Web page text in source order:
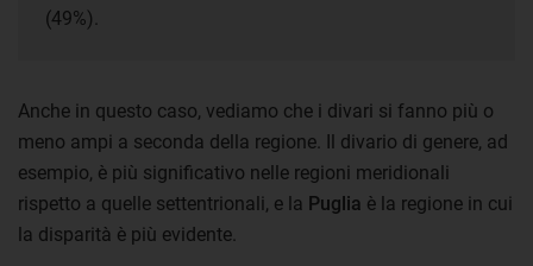
(49%).
Anche in questo caso, vediamo che i divari si fanno più o
meno ampi a seconda della regione. Il divario di genere, ad
esempio, è più significativo nelle regioni meridionali
rispetto a quelle settentrionali, e la Puglia è la regione in cui
la disparità è più evidente.